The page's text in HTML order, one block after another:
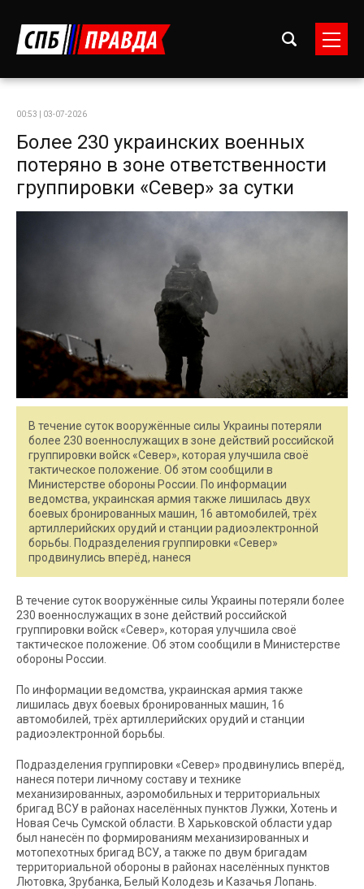
00:53 | 03-07-2026
Более 230 украинских военных
потеряно в зоне ответственности
группировки «Север» за сутки
В течение суток вооружённые силы Украины потеряли
более 230 военнослужащих в зоне действий российской
группировки войск «Север», которая улучшила своё
тактическое положение. Об этом сообщили в
Министерстве обороны России. По информации
ведомства, украинская армия также лишилась двух
боевых бронированных машин, 16 автомобилей, трёх
артиллерийских орудий и станции радиоэлектронной
борьбы. Подразделения группировки «Север»
продвинулись вперёд, нанеся
В течение суток вооружённые силы Украины потеряли более
230 военнослужащих в зоне действий российской
группировки войск «Север», которая улучшила своё
тактическое положение. Об этом сообщили в Министерстве
обороны России.
По информации ведомства, украинская армия также
лишилась двух боевых бронированных машин, 16
автомобилей, трёх артиллерийских орудий и станции
радиоэлектронной борьбы.
Подразделения группировки «Север» продвинулись вперёд,
нанеся потери личному составу и технике
механизированных, аэромобильных и территориальных
бригад ВСУ в районах населённых пунктов Лужки, Хотень и
Новая Сечь Сумской области. В Харьковской области удар
был нанесён по формированиям механизированных и
мотопехотных бригад ВСУ, а также по двум бригадам
территориальной обороны в районах населённых пунктов
Лютовка, Зрубанка, Белый Колодезь и Казачья Лопань.